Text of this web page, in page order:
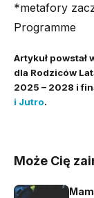
*metafory
Programme
Artykuł powstał
dla Rodziców
2025 – 2028 i
i Jutro.
Może Cię